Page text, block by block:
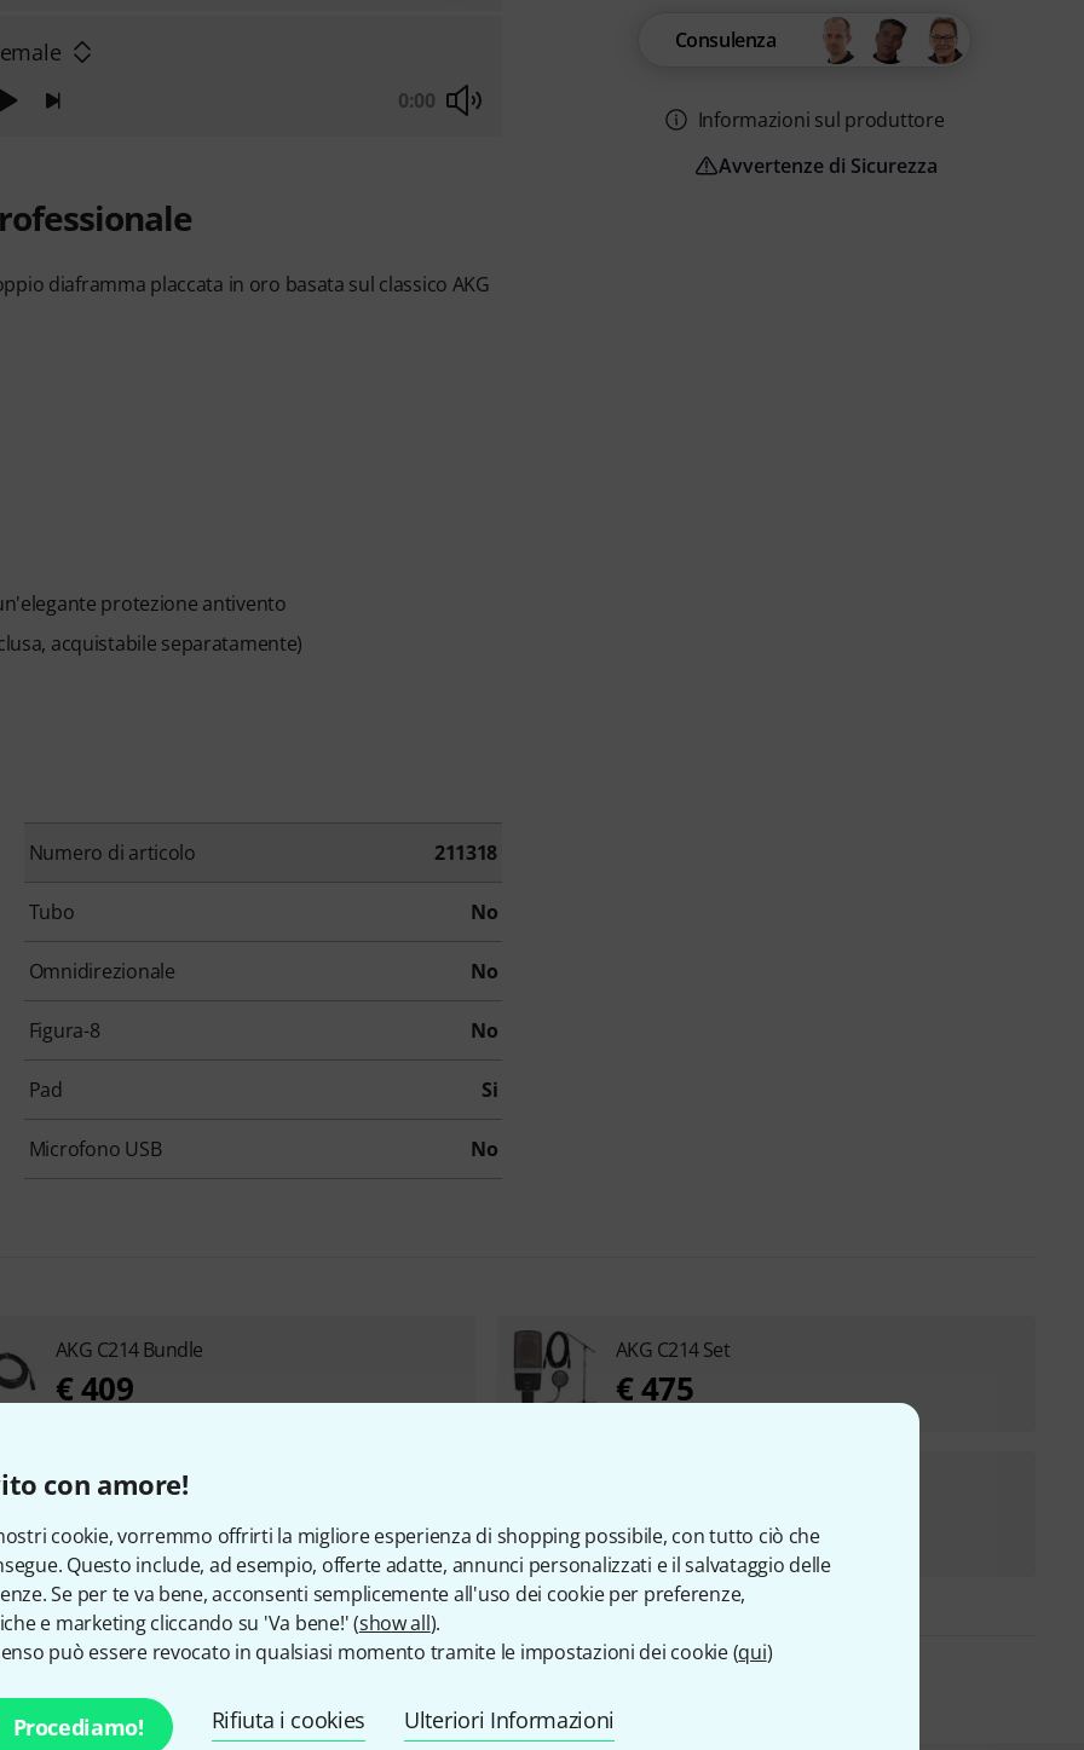
con amore!
cookie, vorremmo offrirti la migliore esperienza di shopping possibile, con tutto ciò che
Questo include, ad esempio, offerte adatte, annunci personalizzati e il salvataggio delle
Se per te va bene, acconsenti semplicemente all'uso dei cookie per preferenze,
e marketing cliccando su 'Va bene!' (show all).
può essere revocato in qualsiasi momento tramite le impostazioni dei cookie (qui)
Procediamo! Rifiuta i cookies Ulteriori Informazioni
0:00
diaframma placcata in oro basata sul classico AKG
protezione antivento
acquistabile separatamente)
Numero di articolo 211318
Tubo No
Omnidirezionale No
Figura-8 No
Pad Si
Microfono USB No
Consulenza
Informazioni sul produttore
Avvertenze di Sicurezza
AKG C214 Bundle
€ 409
AKG C214 Set
€ 475
+2
Crea tu il bundle
FINO A 5% DI SCONTO
€ 835